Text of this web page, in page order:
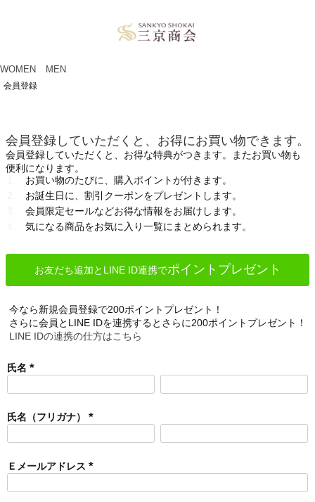
WOMEN MEN
会員登録
会員登録していただくと、お得にお買い物できます。
会員登録していただくと、お得な特典がつきます。またお買い物も
便利になります。
お買い物のたびに、購入ポイントが付きます。
お誕生日に、割引クーポンをプレゼントします。
会員限定セールなどお得な情報をお届けします。
気になる商品をお気に入り一覧にまとめられます。
お友だち追加とLINE ID連携でポイントプレゼント
今なら新規会員登録で200ポイントプレゼント！
さらに会員とLINE IDを連携するとさらに200ポイントプレゼント！
LINE IDの連携の仕方はこちら
氏名
必
氏名（フリガナ）
必
Ｅメールアドレス
必